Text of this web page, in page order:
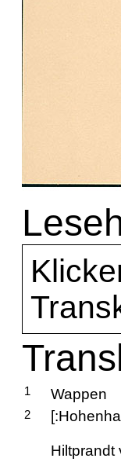
1 Wappen
2
Hiltprandt